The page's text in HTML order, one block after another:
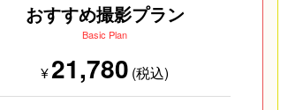
海外のお客様 成人式
おすすめ撮影プラン
Basic Plan
¥21,780 (税込)